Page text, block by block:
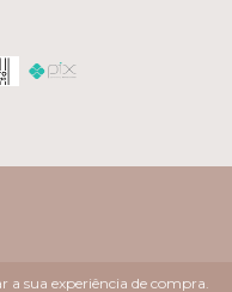
a sua experiência de compra.